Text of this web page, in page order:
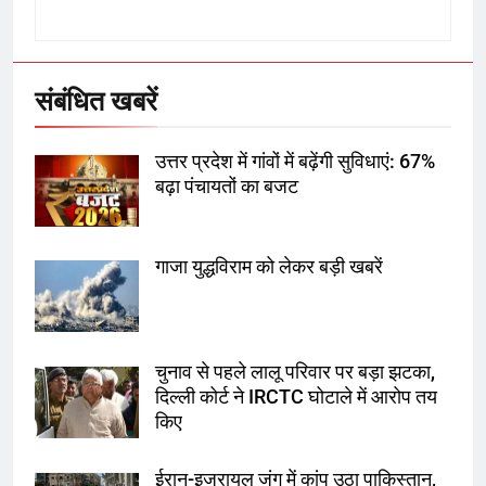
संबंधित खबरें
उत्तर प्रदेश में गांवों में बढ़ेंगी सुविधाएं: 67%
बढ़ा पंचायतों का बजट
गाजा युद्धविराम को लेकर बड़ी खबरें
चुनाव से पहले लालू परिवार पर बड़ा झटका,
दिल्ली कोर्ट ने IRCTC घोटाले में आरोप तय
किए
ईरान-इजरायल जंग में कांप उठा पाकिस्तान,
6
गाजा युद्धविराम को लेकर बड़ी खबरें
7
तय किए
8
के आरोप खारिज किए, शेखपुरा में पीएम की